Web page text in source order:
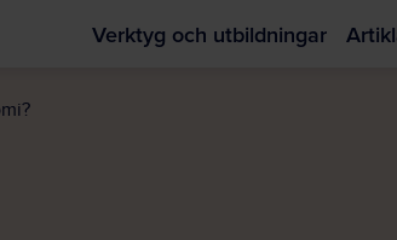
Verktyg och utbildningar